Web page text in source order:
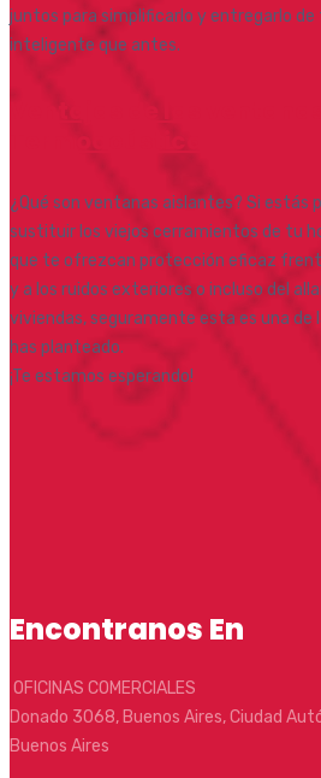
juntos para simplificarlo y entregarlo de
inteligente que antes.
Ventajas de las ventanas
Termoacústica
¿Qué son ventanas aislantes? Si estás
sustituir los viejos cerramientos de tu
que te ofrezcan protección eficaz
y a los ruidos exteriores o incluso del
viviendas, seguramente esta es una de
has planteado.
¡Te estamos esperando!
Encontranos En
OFICINAS COMERCIALES
Donado 3068, Buenos Aires, Ciudad
Buenos Aires